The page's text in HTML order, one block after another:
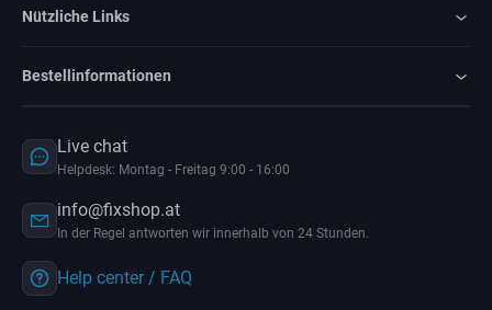
Nützliche Links
Bestellinformationen
Live chat
Helpdesk: Montag - Freitag 9:00 - 16:00
info@fixshop.at
In der Regel antworten wir innerhalb von 24 Stunden.
Help center / FAQ